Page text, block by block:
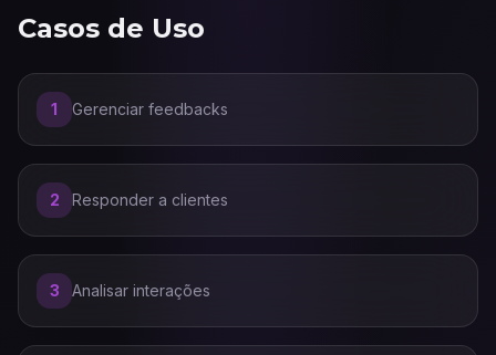
Casos de Uso
1 Gerenciar feedbacks
2 Responder a clientes
3 Analisar interações